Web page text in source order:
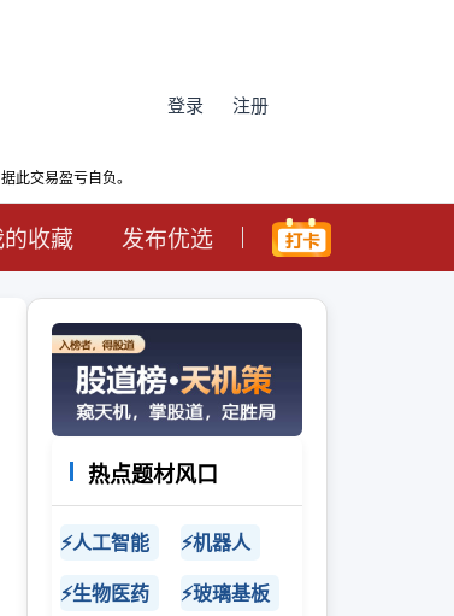
登录 注册
此交易盈亏自负。
收藏 发布优选
热点题材风口
⚡人工智能
⚡机器人
⚡生物医药
⚡玻璃基板